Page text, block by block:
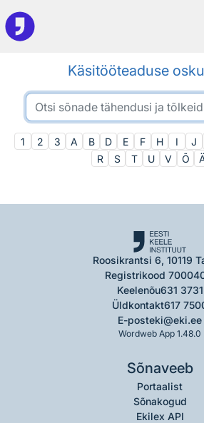
Otsingu juurde
Käsitööteaduse
1 2 3 A B D E F H I J
R
S T U V Õ
Roosikrantsi 6, 10119
Registrikood
Keelenõu631 3731
Üldkontakt617
E-posteki@eki.ee
Wordweb App 1.48.0
Sõnaveeb
Portaalist
Sõnakogud
Ekilex API